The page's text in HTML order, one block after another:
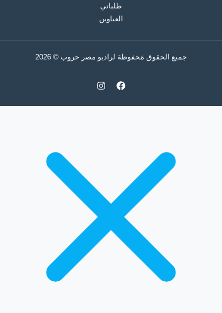
طلباتي
العناوين
جميع الحقوق مَحفوظة لراديو مصر جروب © 2026